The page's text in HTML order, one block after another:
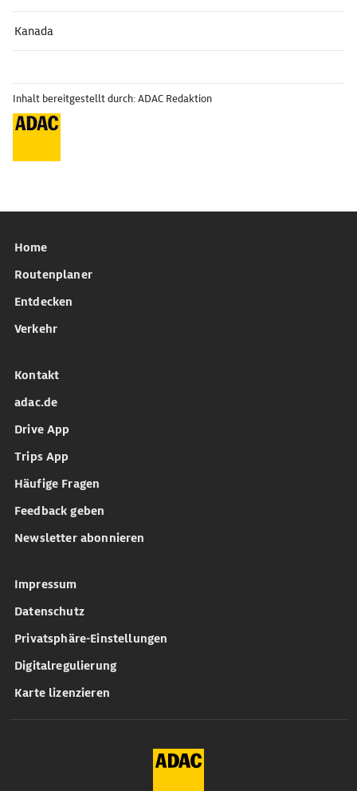
Kanada
Inhalt bereitgestellt durch: ADAC Redaktion
Home
Routenplaner
Entdecken
Verkehr
Kontakt
adac.de
Drive App
Trips App
Häufige Fragen
Feedback geben
Newsletter abonnieren
Impressum
Datenschutz
Privatsphäre-Einstellungen
Digitalregulierung
Karte lizenzieren